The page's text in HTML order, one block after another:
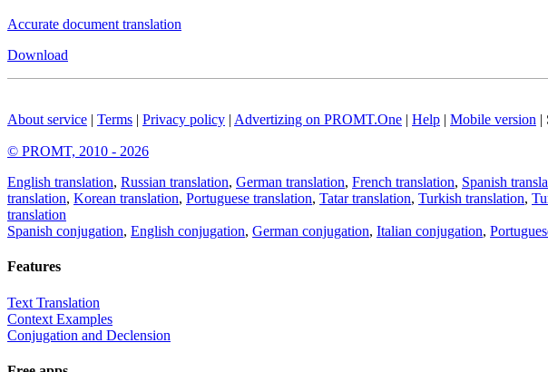
Accurate document translation
Download
About service | Terms | Privacy policy | Advertizing on PROMT.One | Help | Mobile version |
© PROMT, 2010 - 2026
English translation, Russian translation, German translation, French translation, Spanish
translation, Korean translation, Portuguese translation, Tatar translation, Turkish translation,
translation
Spanish conjugation, English conjugation, German conjugation, Italian conjugation,
Features
Text Translation
Context Examples
Conjugation and Declension